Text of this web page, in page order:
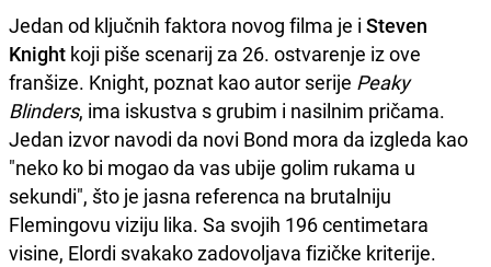
Jedan od ključnih faktora novog filma je i Steven
Knight koji piše scenarij za 26. ostvarenje iz ove
franšize. Knight, poznat kao autor serije Peaky
Blinders, ima iskustva s grubim i nasilnim pričama.
Jedan izvor navodi da novi Bond mora da izgleda kao
"neko ko bi mogao da vas ubije golim rukama u
sekundi", što je jasna referenca na brutalniju
Flemingovu viziju lika. Sa svojih 196 centimetara
visine, Elordi svakako zadovoljava fizičke kriterije.